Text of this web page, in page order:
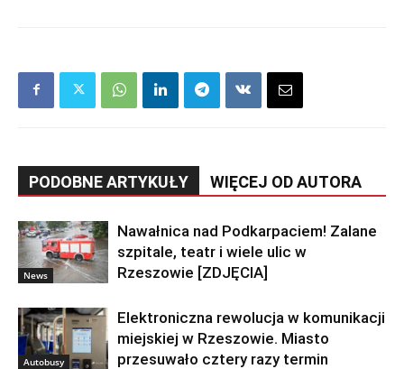
PODOBNE ARTYKUŁY WIĘCEJ OD AUTORA
News
Nawałnica nad Podkarpaciem! Zalane
szpitale, teatr i wiele ulic w
Rzeszowie [ZDJĘCIA]
Autobusy
Elektroniczna rewolucja w komunikacji
miejskiej w Rzeszowie. Miasto
przesuwało cztery razy termin